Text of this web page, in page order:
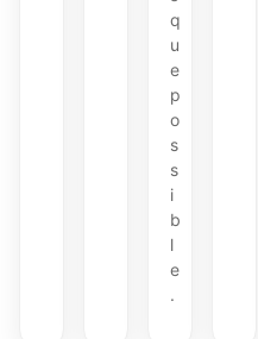
q
u
e
p
o
s
s
i
b
l
e
.